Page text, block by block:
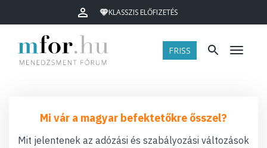
KLASSZIS ELŐFIZETÉS
FRISS Menü
Mi vár a magyar befektetőkre ősszel?
Mit jelentenek az adózási és szabályozási változások